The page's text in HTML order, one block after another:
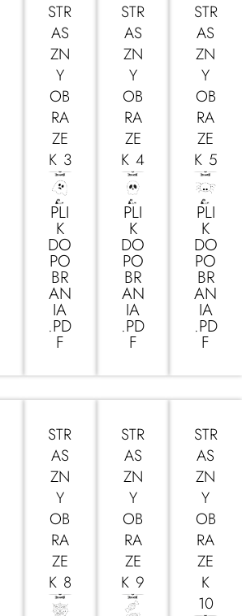
STR
AS
ZN
Y
OB
RA
ZE
K 3
PLI
K
DO
PO
BR
AN
IA
.PD
F
STR
AS
ZN
Y
OB
RA
ZE
K 4
PLI
K
DO
PO
BR
AN
IA
.PD
F
STR
AS
ZN
Y
OB
RA
ZE
K 5
PLI
K
DO
PO
BR
AN
IA
.PD
F
STR
AS
ZN
Y
OB
RA
ZE
K 8
STR
AS
ZN
Y
OB
RA
ZE
K 9
STR
AS
ZN
Y
OB
RA
ZE
K
10